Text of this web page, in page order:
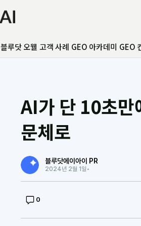
블루닷 오웰 고객 사례 GEO 아카데미 GEO
AI가 단 10초만
문체로
블루닷에이아이 PR
2024년 2월 1일 •
0